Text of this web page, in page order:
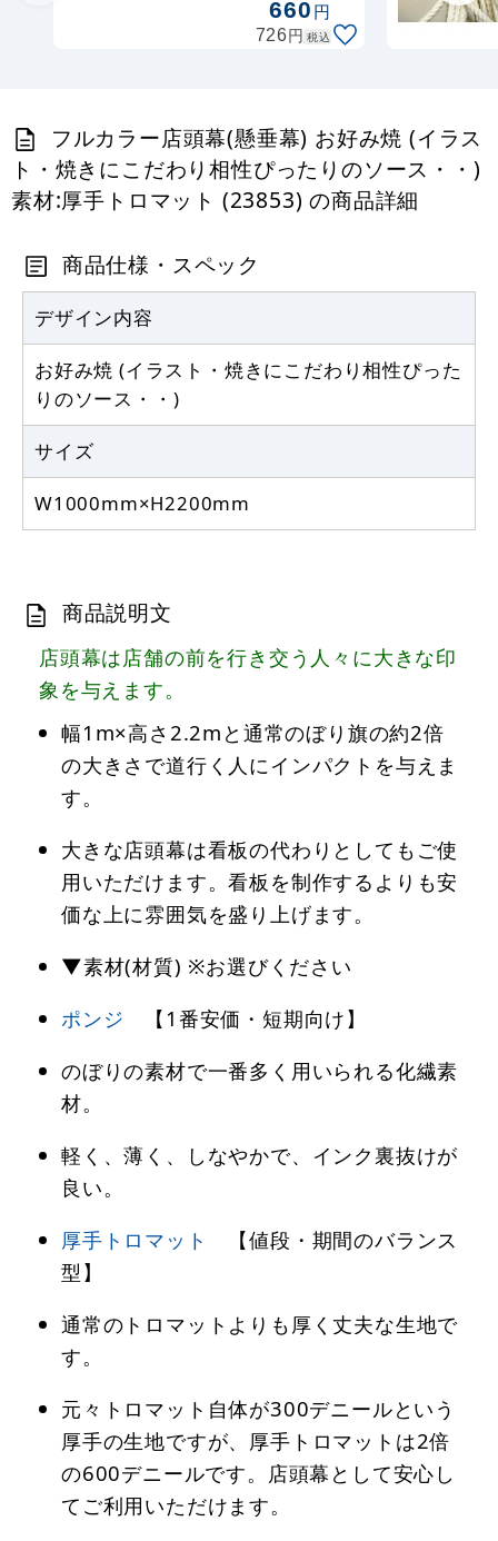
660円
726円 税込
フルカラー店頭幕(懸垂幕) お好み焼 (イラス
ト・焼きにこだわり相性ぴったりのソース・・)
素材:厚手トロマット (23853) の商品詳細
商品仕様・スペック
デザイン内容
お好み焼 (イラスト・焼きにこだわり相性ぴった
りのソース・・)
サイズ
W1000mm×H2200mm
商品説明文
店頭幕は店舗の前を行き交う人々に大きな印
象を与えます。
幅1m×高さ2.2mと通常のぼり旗の約2倍
の大きさで道行く人にインパクトを与えま
す。
大きな店頭幕は看板の代わりとしてもご使
用いただけます。看板を制作するよりも安
価な上に雰囲気を盛り上げます。
▼素材(材質) ※お選びください
ポンジ 【1番安価・短期向け】
のぼりの素材で一番多く用いられる化繊素
材。
軽く、薄く、しなやかで、インク裏抜けが
良い。
厚手トロマット
【値段・期間のバランス
型】
通常のトロマットよりも厚く丈夫な生地で
す。
元々トロマット自体が300デニールという
厚手の生地ですが、厚手トロマットは2倍
の600デニールです。店頭幕として安心し
てご利用いただけます。